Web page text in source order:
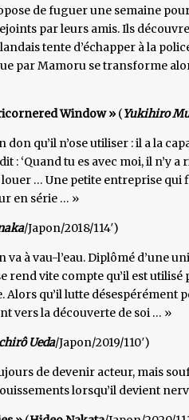
de fuguer une semaine
par leurs amis. Ils
tente d’échapper à la
par Mamoru se transforme
Window » (Yukihiro
qu’il n’ose utiliser : il a la
: ‘Quand tu es avec moi, il n’y
… Une petite entreprise
en série … »
/Japon/2018/114′)
va à vau-l’eau. Diplômé d’une
rend vite compte qu’il est
Alors qu’il lutte désespérément
vers la découverte de soi … »
Ueda/Japon/2019/110′)
de devenir acteur, mais
lorsqu’il devient